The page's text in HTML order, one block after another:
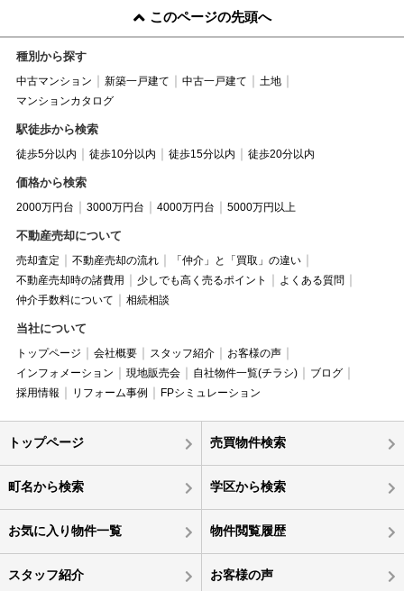
このページの先頭へ
種別から探す
中古マンション 新築一戸建て 中古一戸建て
土地
マンションカタログ
駅徒歩から検索
徒歩5分以内 徒歩10分以内 徒歩15分以内 徒歩20分以内
価格から検索
2000万円台 3000万円台 4000万円台 5000万円以上
不動産売却について
売却査定 不動産売却の流れ
「仲介」と「買取」の違い
不動産売却時の諸費用
少しでも高く売るポイント
よくある質問
仲介手数料について
相続相談
当社について
トップページ 会社概要 スタッフ紹介
お客様の声
インフォメーション
現地販売会 自社物件一覧(チラシ)
ブログ
採用情報
リフォーム事例 FPシミュレーション
トップページ 売買物件検索
町名から検索 学区から検索
お気に入り物件一覧 物件閲覧履歴
スタッフ紹介 お客様の声